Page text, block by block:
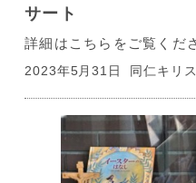
サート
詳細はこちらをご覧くだ
2023年5月31日 同仁キリ